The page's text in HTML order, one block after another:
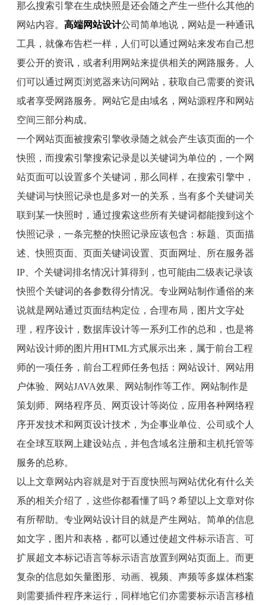
那么搜索引擎在生成快照是还会随之产生一些什么其他的
网站内容。 高端网站设计公司简单地说，网站是一种通讯
工具，就像布告栏一样，人们可以通过网站来发布自己想
要公开的资讯，或者利用网站来提供相关的网路服务。人
们可以通过网页浏览器来访问网站，获取自己需要的资讯
或者享受网路服务。网站它是由域名，网站源程序和网站
空间三部分构成。
一个网站页面被搜索引擎收录随之就会产生该页面的一个
快照，而搜索引擎搜索记录是以关键词为单位的，一个网
站页面可以设置多个关键词，那么同样，在搜索引擎中，
关键词与快照记录也是多对一的关系，当有多个关键词关
联到某一快照时，通过搜索这些所有关键词都能搜到这个
快照记录，一条完整的快照记录应该包含：标题、页面描
述、快照页面、页面关键词设置、页面网址、所在服务器
IP、个关键词排名情况计算得到，也可能由二级表记录该
快照个关键词的各参数得分情况。专业网站制作通俗的来
说就是网站通过页面结构定位，合理布局，图片文字处
理，程序设计，数据库设计等一系列工作的总和，也是将
网站设计师的图片用HTML方式展示出来，属于前台工程
师的一项任务，前台工程师任务包括：网站设计、网站用
户体验、网站JAVA效果、网站制作等工作。网站制作是
策划师、网络程序员、网页设计等岗位，应用各种网络程
序开发技术和网页设计技术，为企事业单位、公司或个人
在全球互联网上建设站点，并包含域名注册和主机托管等
服务的总称。
以上文章网站内容就是对于百度快照与网站优化有什么关
系的相关介绍了，这些你都看懂了吗？希望以上文章对你
有所帮助。专业网站设计目的就是产生网站。简单的信息
如文字，图片和表格，都可以通过使超文件标示语言、可
扩展超文本标记语言等标示语言放置到网站页面上。而更
复杂的信息如矢量图形、动画、视频、声频等多媒体档案
则需要插件程序来运行，同样地它们亦需要标示语言移植